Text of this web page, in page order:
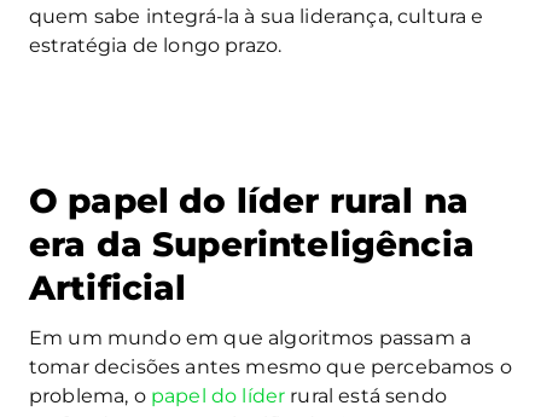
quem sabe integrá-la à sua liderança, cultura e
estratégia de longo prazo.
O papel do líder rural na
era da Superinteligência
Artificial
Em um mundo em que algoritmos passam a
tomar decisões antes mesmo que percebamos o
problema, o papel do líder rural está sendo